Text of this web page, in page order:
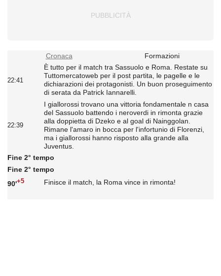
Cronaca Formazioni
22:41
È tutto per il match tra Sassuolo e Roma. Restate su
Tuttomercatoweb per il post partita, le pagelle e le
dichiarazioni dei protagonisti. Un buon proseguimento
di serata da Patrick Iannarelli.
22:39
I giallorossi trovano una vittoria fondamentale n casa
del Sassuolo battendo i neroverdi in rimonta grazie
alla doppietta di Dzeko e al goal di Nainggolan.
Rimane l'amaro in bocca per l'infortunio di Florenzi,
ma i giallorossi hanno risposto alla grande alla
Juventus.
Fine 2° tempo
Fine 2° tempo
90'+5 Finisce il match, la Roma vince in rimonta!